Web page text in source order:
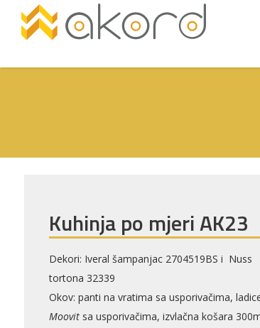
Kuhinja po mjeri AK23
Dekori: Iveral šampanjac 2704519BS i Nuss
tortona 32339
Okov: panti na vratima sa usporivačima,
Moovit sa usporivačima, izvlačna košara